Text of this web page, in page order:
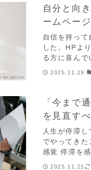
自分と向
ームペー
自信を持っ
した。HPよ
る方に喜ん
2025.11.29
「今まで
を見直す
人生が停滞
でやってき
感覚 停滞を
2025.11.21